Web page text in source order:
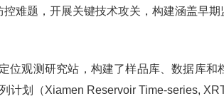
难题，开展关键技术攻关，构建涵盖早
位观测研究站，构建了样品库、数据库
计划（Xiamen Reservoir Time-series,